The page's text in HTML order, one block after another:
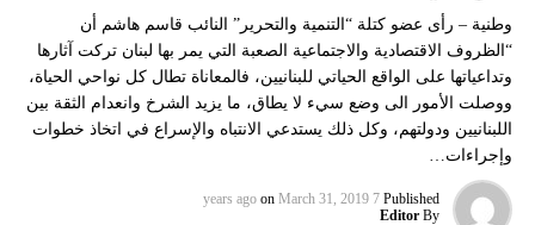
وطنية – رأى عضو كتلة “التنمية والتحرير” النائب قاسم هاشم أن
“الظروف الاقتصادية والاجتماعية الصعبة التي يمر بها لبنان تركت آثارها
وتداعياتها على الواقع الحياتي للبنانيين، فالمعاناة تطال كل نواحي الحياة،
ووصلت الأمور الى وضع سيء لا يطاق، ما يزيد الشرخ وانعدام الثقة بين
اللبنانيين ودولتهم، وكل ذلك يستدعي الانتباه والإسراع في اتخاذ خطوات
وإجراءات…
Published
7 years ago
on March 31, 2019
By
Editor